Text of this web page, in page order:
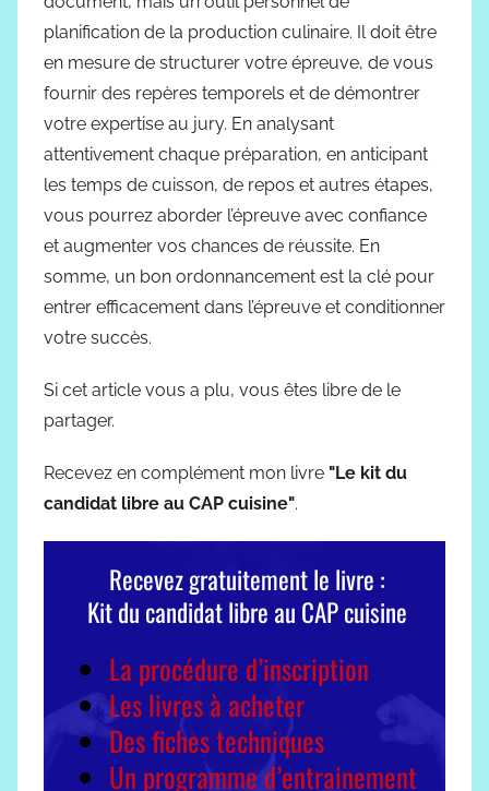
planification de la production culinaire. Il doit être
en mesure de structurer votre épreuve, de vous
fournir des repères temporels et de démontrer
votre expertise au jury. En analysant
attentivement chaque préparation, en anticipant
les temps de cuisson, de repos et autres étapes,
vous pourrez aborder l’épreuve avec confiance
et augmenter vos chances de réussite. En
somme, un bon ordonnancement est la clé pour
entrer efficacement dans l’épreuve et conditionner
votre succès.
Si cet article vous a plu, vous êtes libre de le
partager.
Recevez en complément mon livre "Le kit du
candidat libre au CAP cuisine".